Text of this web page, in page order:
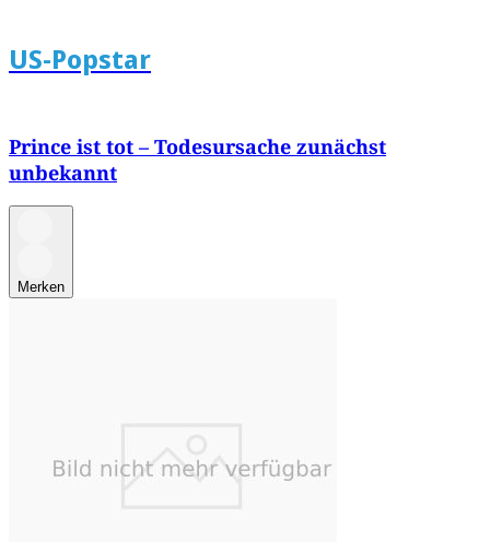
US-Popstar
Prince ist tot – Todesursache zunächst
unbekannt
Merken